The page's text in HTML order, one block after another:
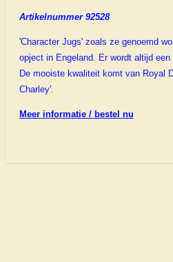
Artikelnummer 92528
'Character Jugs' zoals ze genoemd
opject in Engeland. Er wordt altijd een
De mooiste kwaliteit komt van Royal
Charley'.
Meer informatie / bestel nu